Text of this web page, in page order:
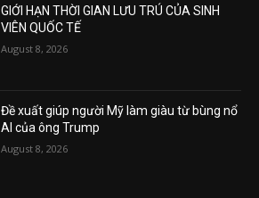
GIỚI HẠN THỜI GIAN LƯU TRÚ CỦA SINH
VIÊN QUỐC TẾ
August 8, 2026
Đề xuất giúp người Mỹ làm giàu từ bùng nổ
AI của ông Trump
August 8, 2026